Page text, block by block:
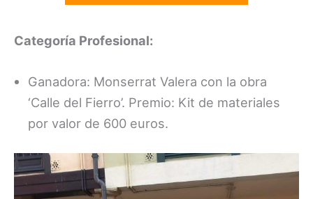
Categoría Profesional:
Ganadora: Monserrat Valera con la obra
‘Calle del Fierro’. Premio: Kit de materiales
por valor de 600 euros.